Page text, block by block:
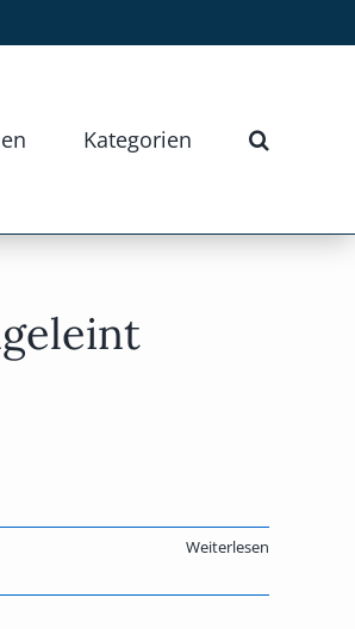
Kategorien
Weiterlesen